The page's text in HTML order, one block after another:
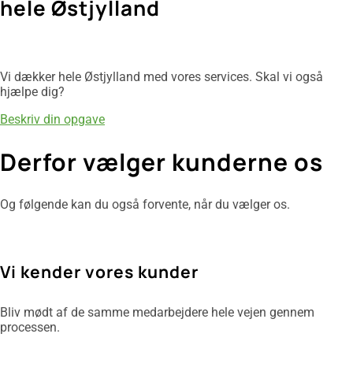
hele Østjylland
Vi dækker hele Østjylland med vores services. Skal vi også
hjælpe dig?
Beskriv din opgave
Derfor vælger kunderne os
Og følgende kan du også forvente, når du vælger os.
Vi kender vores kunder
Bliv mødt af de samme medarbejdere hele vejen gennem
processen.